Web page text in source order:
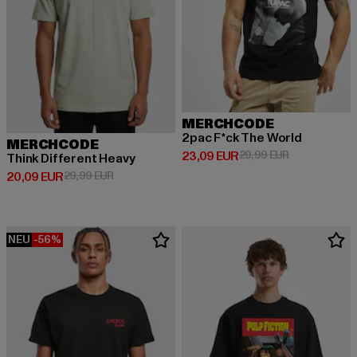
MERCHCODE
Think Different Heavy
20,09 EUR
Derzeitiger Preis: 20,09 EUR
29,99 EURAktionspreis: 29,99 EUR
MERCHCODE
2pac F*ck The World
23,09 EUR
Derzeitiger Preis: 23,09 EUR
29,99 EURAktionspreis:
NEU -56%